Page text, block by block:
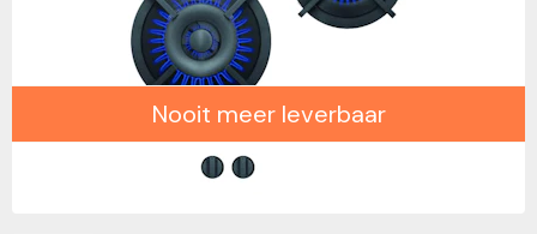
Nooit meer leverbaar